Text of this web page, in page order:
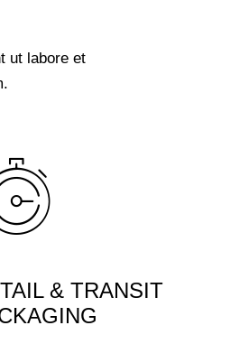
ut labore et
& TRANSIT